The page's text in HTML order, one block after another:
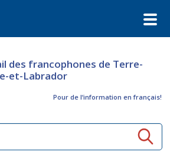
des francophones de Terre-
et-Labrador
Pour de l‘information en français!